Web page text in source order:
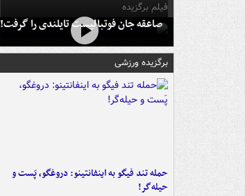
فیلم برگزیده
صاعقه جان فوتبالیست تایلندی را گرفت!
برگزیده ورزشی
حمله تند فیگو به اینفانتینو: دروغگو، پَست‌ و
حیله‌گر!